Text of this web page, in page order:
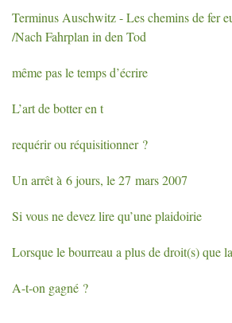
Terminus Auschwitz - Les chemins de fer
/Nach Fahrplan in den Tod
même pas le temps d’écrire
L’art de botter en t
requérir ou réquisitionner ?
Un arrêt à 6 jours, le 27 mars 2007
Si vous ne devez lire qu’une plaidoirie
Lorsque le bourreau a plus de droit(s) que
A-t-on gagné ?